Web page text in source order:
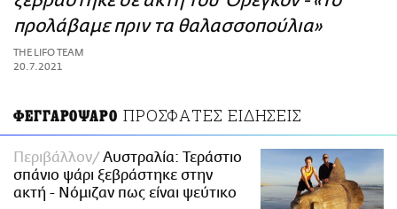
ΑΜΠΑ
PRINT
προλάβαμε πριν τα θαλασσοπούλια»
THE LIFO TEAM
20.7.2021
ΦΕΓΓΑΡΟΨΑΡΟ ΠΡΟΣΦΑΤΕΣ ΕΙΔΗΣΕΙΣ
Περιβάλλον
Αυστραλία: Τεράστιο
σπάνιο ψάρι ξεβράστηκε στην
ακτή - Νόμιζαν πως είναι ψεύτικο